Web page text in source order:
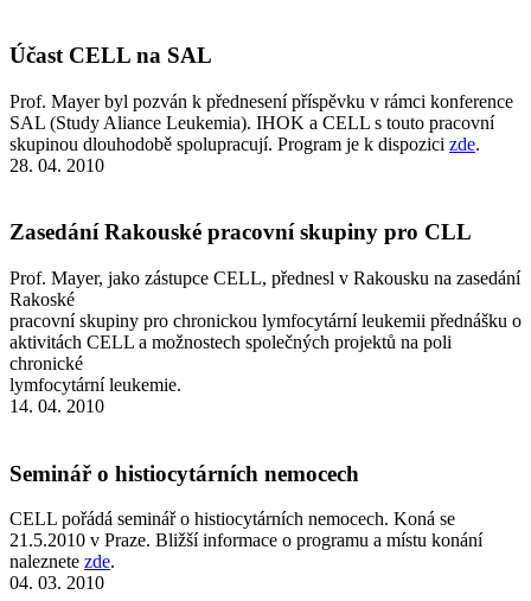
Účast CELL na SAL
Prof. Mayer byl pozván k přednesení příspěvku v rámci konference
SAL (Study Aliance Leukemia). IHOK a CELL s touto pracovní
skupinou dlouhodobě spolupracují. Program je k dispozici zde.
28. 04. 2010
Zasedání Rakouské pracovní skupiny pro CLL
Prof. Mayer, jako zástupce CELL, přednesl v Rakousku na zasedání
Rakoské
pracovní skupiny pro chronickou lymfocytární leukemii přednášku o
aktivitách CELL a možnostech společných projektů na poli
chronické
lymfocytární leukemie.
14. 04. 2010
Seminář o histiocytárních nemocech
CELL pořádá seminář o histiocytárních nemocech. Koná se
21.5.2010 v Praze. Bližší informace o programu a místu konání
naleznete zde.
04. 03. 2010